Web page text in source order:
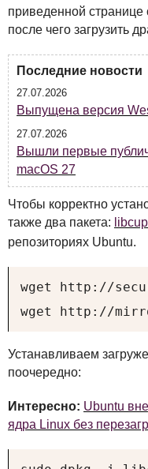
приведенной
после чего загрузить
Последние новости
27.07.2026
Выпущена версия
27.07.2026
Вышли первые
macOS 27
Чтобы корректно
также два пакета:
репозиториях Ubuntu.
wget http://
wget http://
Устанавливаем
поочередно:
Интересно: Ubuntu
ядра Linux без